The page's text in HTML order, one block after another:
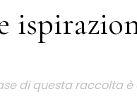
di questa raccolta